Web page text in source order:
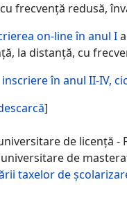
frecvență redusă,
on-line în anul I
la distanță, cu
în anul II-IV,
]
de licență
de
taxelor de